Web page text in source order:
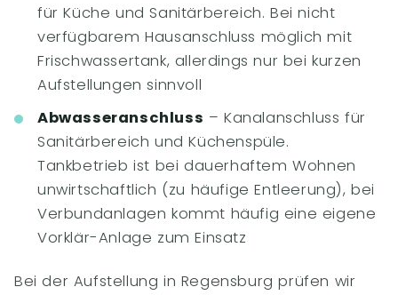
für Küche und Sanitärbereich. Bei nicht
verfügbarem Hausanschluss möglich mit
Frischwassertank, allerdings nur bei kurzen
Aufstellungen sinnvoll
Abwasseranschluss – Kanalanschluss für
Sanitärbereich und Küchenspüle.
Tankbetrieb ist bei dauerhaftem Wohnen
unwirtschaftlich (zu häufige Entleerung), bei
Verbundanlagen kommt häufig eine eigene
Vorklär-Anlage zum Einsatz
Bei der Aufstellung in Regensburg prüfen wir